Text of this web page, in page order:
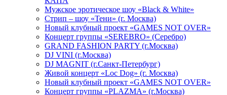
Мужское эротическое шоу «Black & White»
Стрип – шоу «Тени» (г. Москва)
Новый клубный проект «GAMES NOT OVER»
Концерт группы «SEREBRO» (Серебро)
GRAND FASHION PARTY (г.Москва)
DJ VINI (г.Москва)
DJ MAGNIT (г.Санкт-Петербург)
Живой концерт «Loc Dog» (г. Москва)
Новый клубный проект «GAMES NOT OVER»
Концерт группы «PLAZMA» (г.Москва)